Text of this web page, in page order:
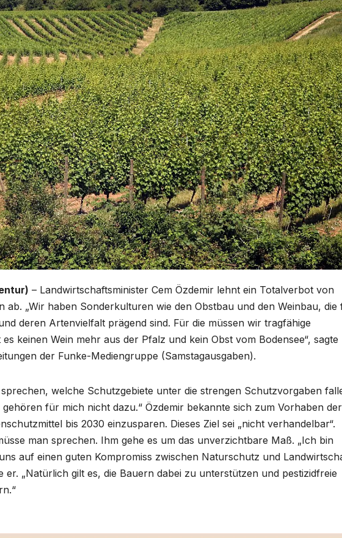
– Landwirtschaftsminister Cem Özdemir lehnt ein Totalverbot von
ab. „Wir haben Sonderkulturen wie den Obstbau und den Weinbau, die
deren Artenvielfalt prägend sind. Für die müssen wir tragfähige
keinen Wein mehr aus der Pfalz und kein Obst vom Bodensee“, sagte
der Funke-Mediengruppe (Samstagausgaben).
welche Schutzgebiete unter die strengen Schutzvorgaben
für mich nicht dazu.“ Özdemir bekannte sich zum Vorhaben der
bis 2030 einzusparen. Dieses Ziel sei „nicht verhandelbar“.
man sprechen. Ihm gehe es um das unverzichtbare Maß. „Ich bin
auf einen guten Kompromiss zwischen Naturschutz und
er. „Natürlich gilt es, die Bauern dabei zu unterstützen und pestizidfreie